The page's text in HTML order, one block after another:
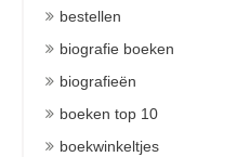
bestellen
biografie boeken
biografieën
boeken top 10
boekwinkeltjes